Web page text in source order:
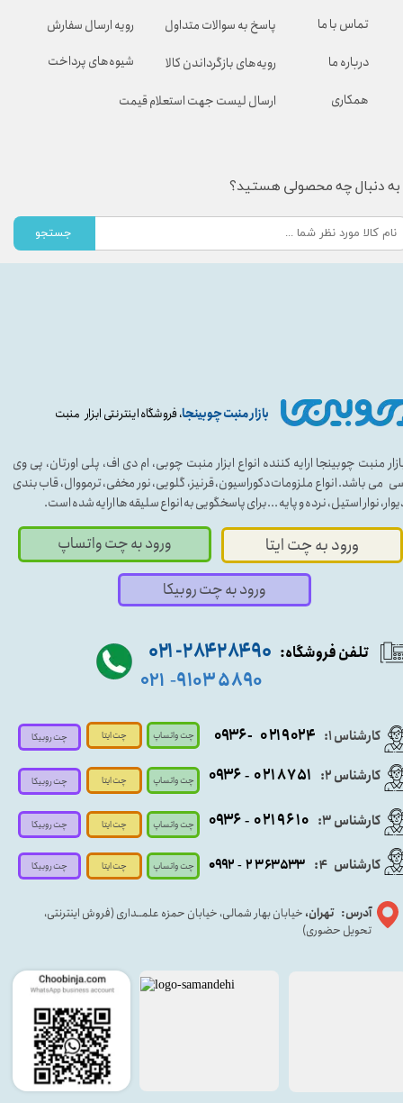
بازار منبت چوبینجا، فروشگاه اینترنتی ابزار منبت
منبت چوبینجا ارایه کننده انواع ابزار منبت چوبی، ام دی اف، پلی اورتان، پی وی
می باشد. انواع ملزومات دکوراسیون، قرنیز، گلویی، نور مخفی، ترمووال، قاب بندی
نوار استیل، نرده و پایه ...برای پاسخگویی به انواع سلیقه ها ارایه شده است.
کارشناس ۱: ۰۲۱۹۰۲۴ - ۰۹۳۶
آدرس: تهران، خیابان بهار شمالی، خیابان حمزه علمــداری (فروش اینترنتی،
تحویل حضوری)
ورود به چت ایتا ورود به چت واتساپ
تلفن فروشگاه: ۹۰ ۲۸۴ ۲۸۴- ۰۲۱
۵۸۹۰ ۹۱۰۳ -۰۲۱
کارشناس ۳: ۰۲۱۹۶۱۰ -۰۹۳۶
کارشناس ۲: ۰۲۱۸۷۵۱ - ۰۹۳۶
ورود به چت روبیکا
کارشناس 4
: ۲۳۶۳۵۳۳ - ۰۹۹۲
چت واتساپ
چت واتساپ
چت واتساپ
چت واتساپ
چت ایتا
چت ایتا
چت ایتا
چت ایتا
چت روبیکا
چت روبیکا
چت روبیکا
چت روبیکا
رویه ارسال سفارش
شیوه‌های پرداخت
پاسخ به سوالات متداول
رویه‌های بازگرداندن کالا
ارسال لیست جهت استعلام قیمت
تماس با ما
درباره ما
همکاری
به دنبال چه محصولی هستید؟
جستجو